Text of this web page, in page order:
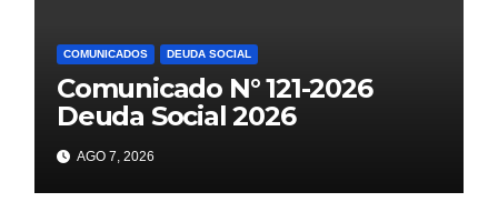
COMUNICADOS DEUDA SOCIAL
Comunicado N° 121-2026
Deuda Social 2026
AGO 7, 2026